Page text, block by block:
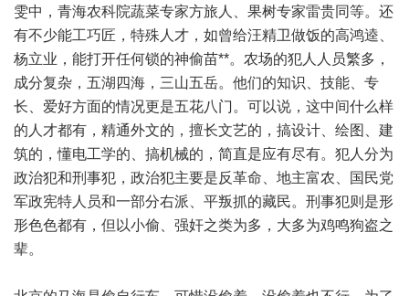
雯中，青海农科院蔬菜专家方旅人、果树专家雷贵同等。还
有不少能工巧匠，特殊人才，如曾给汪精卫做饭的高鸿逵、
杨立业，能打开任何锁的神偷苗**。农场的犯人人员繁多，
成分复杂，五湖四海，三山五岳。他们的知识、技能、专
长、爱好方面的情况更是五花八门。可以说，这中间什么样
的人才都有，精通外文的，擅长文艺的，搞设计、绘图、建
筑的，懂电工学的、搞机械的，简直是应有尽有。犯人分为
政治犯和刑事犯，政治犯主要是反革命、地主富农、国民党
军政宪特人员和一部分右派、平叛抓的藏民。刑事犯则是形
形色色都有，但以小偷、强奸之类为多，大多为鸡鸣狗盗之
辈。